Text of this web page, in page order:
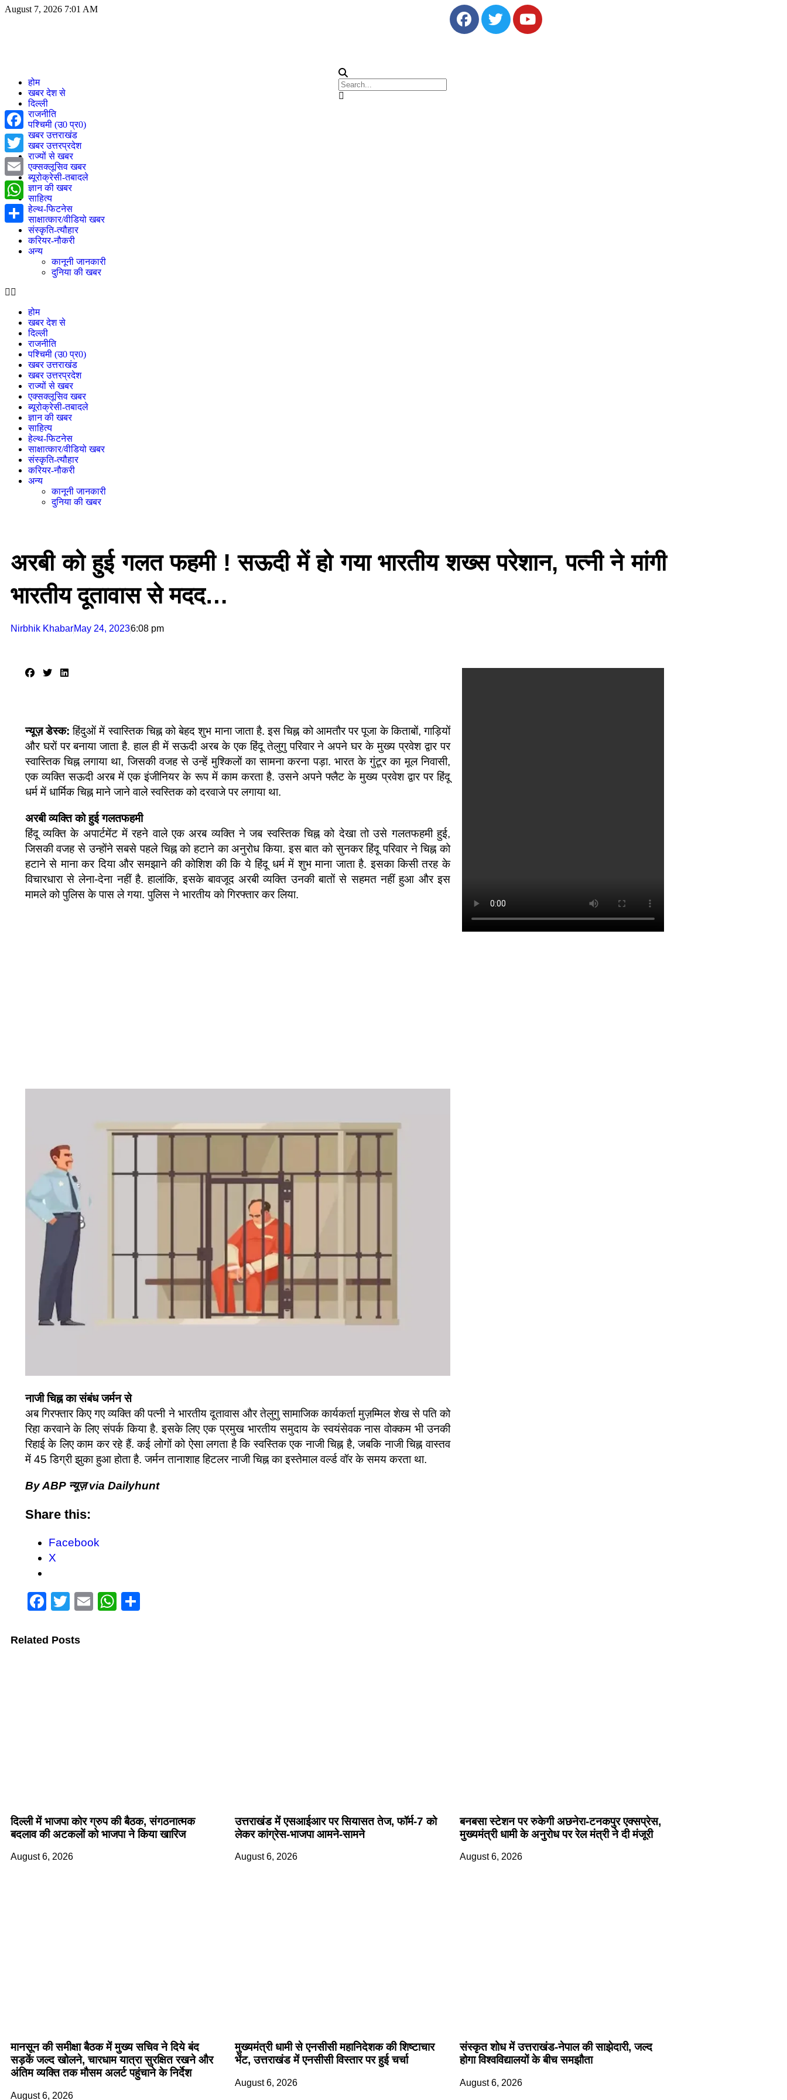
August 7, 2026 7:01 AM
होम
खबर देश से
दिल्ली
राजनीति
पश्चिमी (उ0 प्र0)
खबर उत्तराखंड
खबर उत्तरप्रदेश
राज्यों से खबर
एक्सक्लूसिव खबर
ब्यूरोक्रेसी-तबादले
ज्ञान की खबर
साहित्य
हेल्थ-फिटनेस
साक्षात्कार/वीडियो खबर
संस्कृति-त्यौहार
करियर-नौकरी
अन्य
कानूनी जानकारी
दुनिया की खबर
होम
खबर देश से
दिल्ली
राजनीति
पश्चिमी (उ0 प्र0)
खबर उत्तराखंड
खबर उत्तरप्रदेश
राज्यों से खबर
एक्सक्लूसिव खबर
ब्यूरोक्रेसी-तबादले
ज्ञान की खबर
साहित्य
हेल्थ-फिटनेस
साक्षात्कार/वीडियो खबर
संस्कृति-त्यौहार
करियर-नौकरी
अन्य
कानूनी जानकारी
दुनिया की खबर
अरबी को हुई गलत फहमी ! सऊदी में हो गया भारतीय शख्स परेशान, पत्नी ने मांगी
भारतीय दूतावास से मदद…
Nirbhik KhabarMay 24, 20236:08 pm
न्यूज़ डेस्क: हिंदुओं में स्वास्तिक चिह्न को बेहद शुभ माना जाता है. इस चिह्न को आमतौर पर पूजा के किताबों, गाड़ियों
और घरों पर बनाया जाता है. हाल ही में सऊदी अरब के एक हिंदू तेलुगु परिवार ने अपने घर के मुख्य प्रवेश द्वार पर
स्वास्तिक चिह्न लगाया था, जिसकी वजह से उन्हें मुश्किलों का सामना करना पड़ा. भारत के गुंटूर का मूल निवासी,
एक व्यक्ति सऊदी अरब में एक इंजीनियर के रूप में काम करता है. उसने अपने फ्लैट के मुख्य प्रवेश द्वार पर हिंदू
धर्म में धार्मिक चिह्न माने जाने वाले स्वस्तिक को दरवाजे पर लगाया था.
अरबी व्यक्ति को हुई गलतफहमी
हिंदू व्यक्ति के अपार्टमेंट में रहने वाले एक अरब व्यक्ति ने जब स्वस्तिक चिह्न को देखा तो उसे गलतफहमी हुई,
जिसकी वजह से उन्होंने सबसे पहले चिह्न को हटाने का अनुरोध किया. इस बात को सुनकर हिंदू परिवार ने चिह्न को
हटाने से माना कर दिया और समझाने की कोशिश की कि ये हिंदू धर्म में शुभ माना जाता है. इसका किसी तरह के
विचारधारा से लेना-देना नहीं है. हालांकि, इसके बावजूद अरबी व्यक्ति उनकी बातों से सहमत नहीं हुआ और इस
मामले को पुलिस के पास ले गया. पुलिस ने भारतीय को गिरफ्तार कर लिया.
नाजी चिह्न का संबंध जर्मन से
अब गिरफ्तार किए गए व्यक्ति की पत्नी ने भारतीय दूतावास और तेलुगु सामाजिक कार्यकर्ता मुज़म्मिल शेख से पति को
रिहा करवाने के लिए संपर्क किया है. इसके लिए एक प्रमुख भारतीय समुदाय के स्वयंसेवक नास वोक्कम भी उनकी
रिहाई के लिए काम कर रहे हैं. कई लोगों को ऐसा लगता है कि स्वस्तिक एक नाजी चिह्न है, जबकि नाजी चिह्न वास्तव
में 45 डिग्री झुका हुआ होता है. जर्मन तानाशाह हिटलर नाजी चिह्न का इस्तेमाल वर्ल्ड वॉर के समय करता था.
By ABP न्यूज़ via Dailyhunt
Share this:
Facebook
X
Facebook
TwitterEmailWhatsApp
Related Posts
दिल्ली में भाजपा कोर ग्रुप की बैठक, संगठनात्मक
बदलाव की अटकलों को भाजपा ने किया खारिज
August 6, 2026
उत्तराखंड में एसआईआर पर सियासत तेज, फॉर्म-7 को
लेकर कांग्रेस-भाजपा आमने-सामने
August 6, 2026
बनबसा स्टेशन पर रुकेगी अछनेरा-टनकपुर एक्सप्रेस,
मुख्यमंत्री धामी के अनुरोध पर रेल मंत्री ने दी मंजूरी
August 6, 2026
मानसून की समीक्षा बैठक में मुख्य सचिव ने दिये बंद
सड़कें जल्द खोलने, चारधाम यात्रा सुरक्षित रखने और
अंतिम व्यक्ति तक मौसम अलर्ट पहुंचाने के निर्देश
August 6, 2026
मुख्यमंत्री धामी से एनसीसी महानिदेशक की शिष्टाचार
भेंट, उत्तराखंड में एनसीसी विस्तार पर हुई चर्चा
August 6, 2026
संस्कृत शोध में उत्तराखंड-नेपाल की साझेदारी, जल्द
होगा विश्वविद्यालयों के बीच समझौता
August 6, 2026
Facebook
Twitter
Email
WhatsApp
Share